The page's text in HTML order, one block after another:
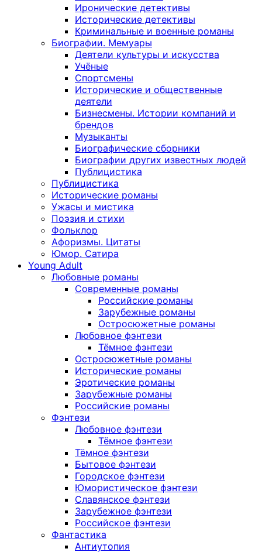
Иронические детективы
Исторические детективы
Криминальные и военные романы
Биографии. Мемуары
Деятели культуры и искусства
Учёные
Спортсмены
Исторические и общественные
деятели
Бизнесмены. Истории компаний и
брендов
Музыканты
Биографические сборники
Биографии других известных людей
Публицистика
Публицистика
Исторические романы
Ужасы и мистика
Поэзия и стихи
Фольклор
Афоризмы. Цитаты
Юмор. Сатира
Young Adult
Любовные романы
Современные романы
Российские романы
Зарубежные романы
Остросюжетные романы
Любовное фэнтези
Тёмное фэнтези
Остросюжетные романы
Исторические романы
Эротические романы
Зарубежные романы
Российские романы
Фэнтези
Любовное фэнтези
Тёмное фэнтези
Тёмное фэнтези
Бытовое фэнтези
Городское фэнтези
Юмористическое фэнтези
Славянское фэнтези
Зарубежное фэнтези
Российское фэнтези
Фантастика
Антиутопия